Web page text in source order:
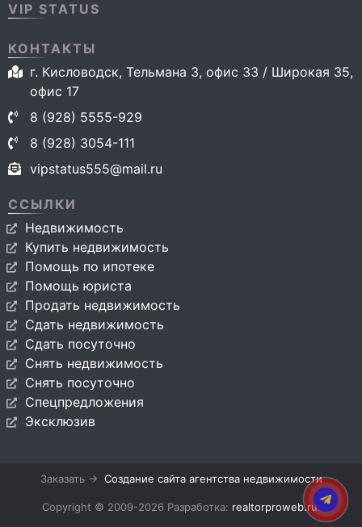
VIP STATUS
КОНТАКТЫ
г. Кисловодск, Тельмана 3, офис 33 / Широкая 35,
офис 17
8 (928) 5555-929
8 (928) 3054-111
vipstatus555@mail.ru
ССЫЛКИ
Недвижимость
Купить недвижимость
Помощь по ипотеке
Помощь юриста
Продать недвижимость
Сдать недвижимость
Сдать посуточно
Снять недвижимость
Снять посуточно
Спецпредложения
Эксклюзив
Заказать → Создание сайта агентства недвижимости
Copyright © 2009-2026 Разработка: realtorproweb.ru.